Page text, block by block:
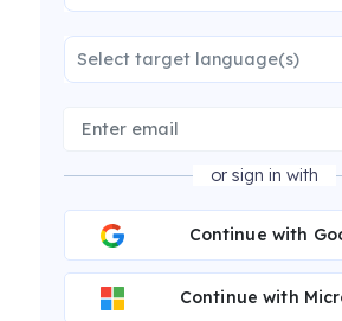
Select target language(s)
or sign in with
Continue with
Continue with